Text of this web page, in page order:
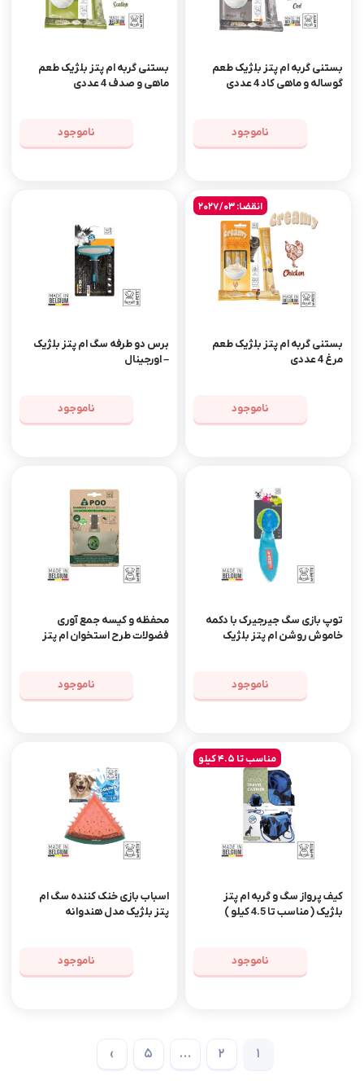
بستنی گربه ام پتز بلژیک طعم
گوساله و ماهی کاد 4 عددی
ناموجود
بستنی گربه ام پتز بلژیک طعم
ماهی و صدف 4 عددی
ناموجود
انقضا: 2027/03
بستنی گربه ام پتز بلژیک طعم
مرغ 4 عددی
ناموجود
برس دو طرفه سگ ام پتز بلژیک
– اورجینال
ناموجود
توپ بازی سگ جیرجیرک با دکمه
خاموش روشن ام پتز بلژیک
ناموجود
محفظه و کیسه جمع آوری
فضولات طرح استخوان ام پتز
ناموجود
مناسب تا 4.5 کیلو
کیف پرواز سگ و گربه ام پتز
بلژیک ( مناسب تا 4.5 کیلو )
ناموجود
اسباب بازی خنک کننده سگ ام
پتز بلژیک مدل هندوانه
ناموجود
1
2
…
5
›